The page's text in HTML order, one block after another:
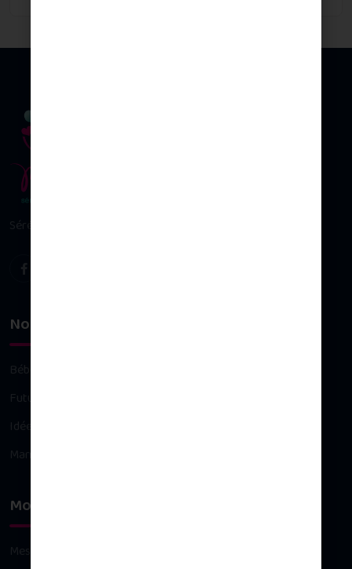
Sérénité & plaisir d’allaiter
Nos univers
Bébé
Future maman
Idées cadeaux
Maman
Mon compte
Mes commandes